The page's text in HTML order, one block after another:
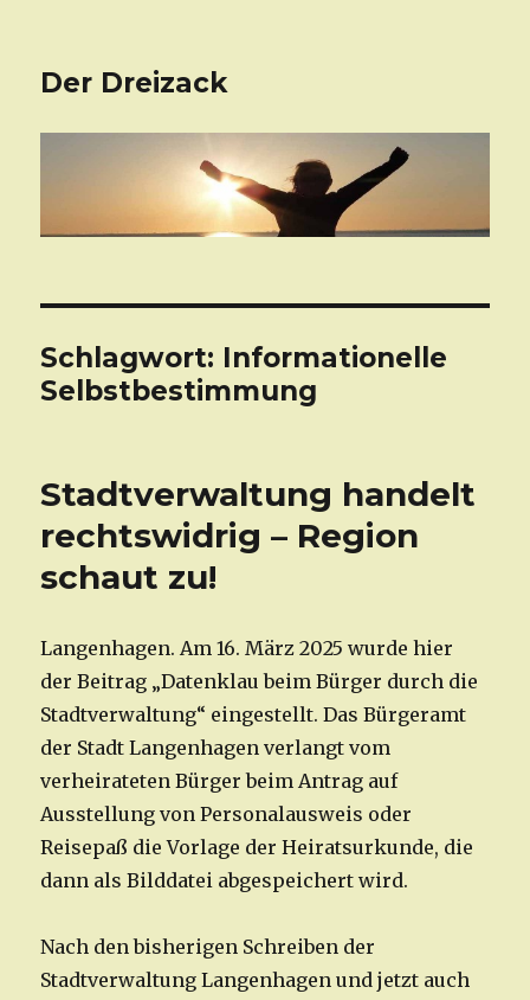
Der Dreizack
Schlagwort: Informationelle
Selbstbestimmung
Stadtverwaltung handelt
rechtswidrig – Region
schaut zu!
Langenhagen. Am 16. März 2025 wurde hier
der Beitrag „Datenklau beim Bürger durch die
Stadtverwaltung“ eingestellt. Das Bürgeramt
der Stadt Langenhagen verlangt vom
verheirateten Bürger beim Antrag auf
Ausstellung von Personalausweis oder
Reisepaß die Vorlage der Heiratsurkunde, die
dann als Bilddatei abgespeichert wird.
Nach den bisherigen Schreiben der
Stadtverwaltung Langenhagen und jetzt auch